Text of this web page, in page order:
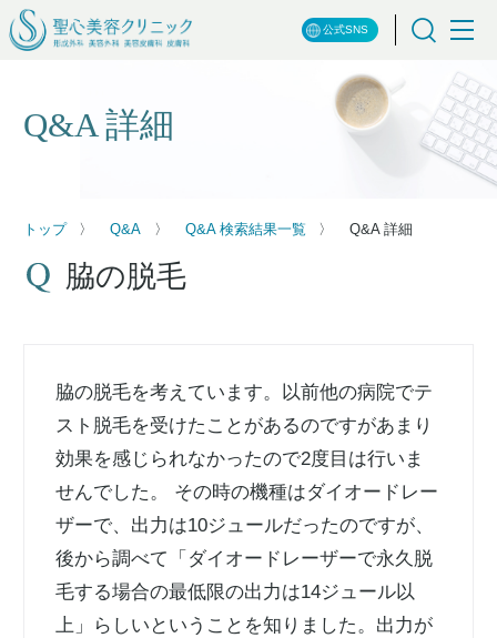
公式SNS
Q&A 詳細
トップ Q&A Q&A 検索結果一覧 Q&A 詳細
脇の脱毛
脇の脱毛を考えています。以前他の病院でテ
スト脱毛を受けたことがあるのですがあまり
効果を感じられなかったので2度目は行いま
せんでした。 その時の機種はダイオードレー
ザーで、出力は10ジュールだったのですが、
後から調べて「ダイオードレーザーで永久脱
毛する場合の最低限の出力は14ジュール以
上」らしいということを知りました。出力が